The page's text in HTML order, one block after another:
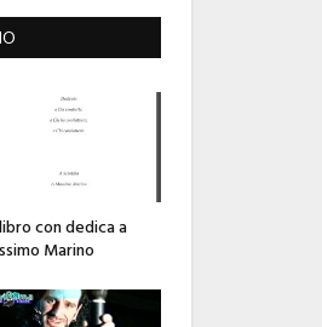
con dedica a
Marino